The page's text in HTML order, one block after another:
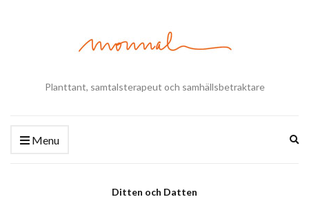
Planttant, samtalsterapeut och samhällsbetraktare
Menu
Ditten och Datten